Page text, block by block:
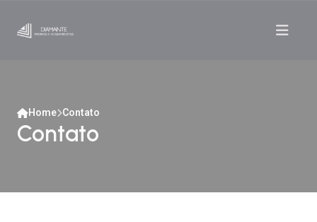
Home Contato
Contato